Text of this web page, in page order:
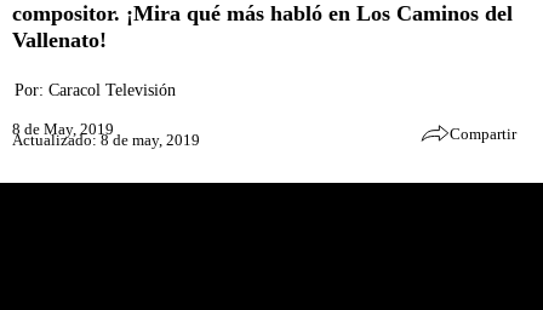
compositor. ¡Mira qué más habló en Los Caminos del
Vallenato!
Por: Caracol Televisión
8 de May, 2019
Actualizado: 8 de may, 2019 Compartir